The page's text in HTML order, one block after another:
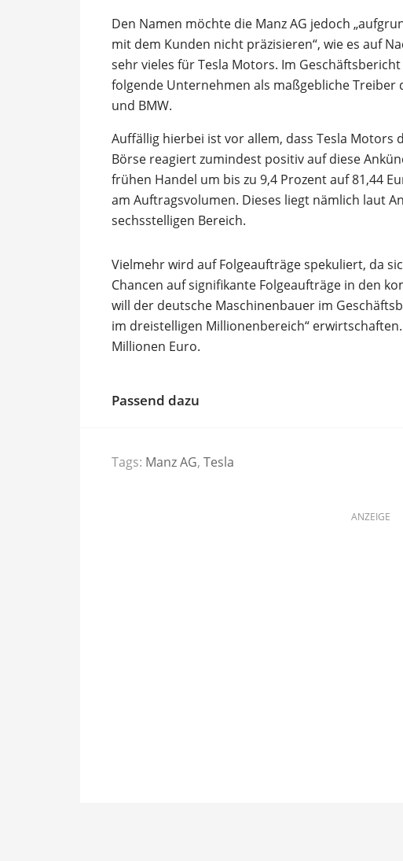
Den Namen möchte die Manz AG jedoch
mit dem Kunden nicht präzisieren“, wie es auf
sehr vieles für Tesla Motors. Im
folgende Unternehmen als maßgebliche Treiber
und BMW.
Auffällig hierbei ist vor allem, dass Tesla Motors
Börse reagiert zumindest positiv auf diese
frühen Handel um bis zu 9,4 Prozent auf 81,44
am Auftragsvolumen. Dieses liegt nämlich laut
sechsstelligen Bereich.
Vielmehr wird auf Folgeaufträge spekuliert, da
Chancen auf signifikante Folgeaufträge in den
will der deutsche Maschinenbauer im
im dreistelligen Millionenbereich“
Millionen Euro.
Passend dazu
Tags: Manz AG, Tesla
ANZEIGE